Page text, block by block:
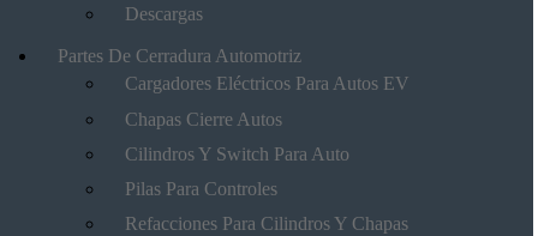
Descargas
Partes De Cerradura Automotriz
Cargadores Eléctricos Para Autos EV
Chapas Cierre Autos
Cilindros Y Switch Para Auto
Pilas Para Controles
Refacciones Para Cilindros Y Chapas